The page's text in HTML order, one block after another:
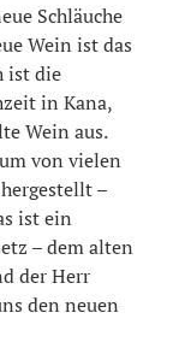
Schläuche
Wein ist das
ist die
in Kana,
Wein aus.
von vielen
–
ist ein
– dem alten
der Herr
den neuen